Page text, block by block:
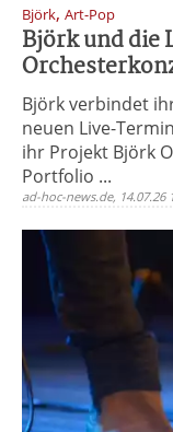
Björk, Art-Pop
Björk und die
Björk verbindet
neuen Live-
ihr Projekt Björk
Portfolio ...
ad-hoc-news.de, 14.07.26